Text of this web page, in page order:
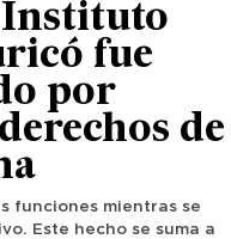
Instituto
fue
por
de
funciones mientras se
Este hecho se suma a